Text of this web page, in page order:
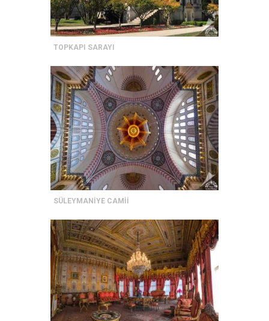
TOPKAPI SARAYI
SÜLEYMANİYE CAMİİ